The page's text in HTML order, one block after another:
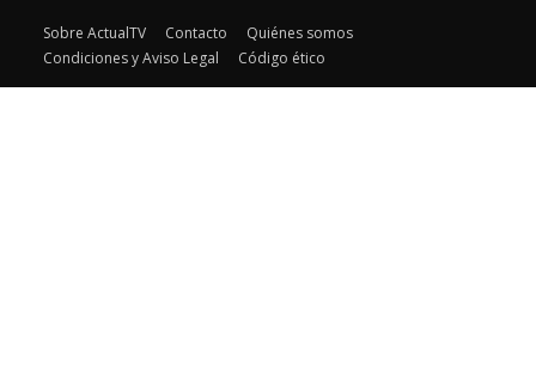
Sobre ActualTV Contacto
Quiénes somos
Condiciones y Aviso Legal
Código ético